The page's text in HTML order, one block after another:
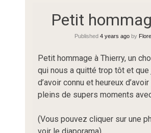
Petit
Published 4 years ago by
Petit hommage à Thierry, un
qui nous a quitté trop tôt et
d’avoir connu et heureux
pleins de supers moments
(Vous pouvez cliquer sur une